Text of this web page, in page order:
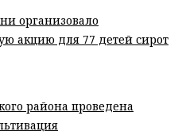
организовало
акцию для 77 детей сирот
района проведена